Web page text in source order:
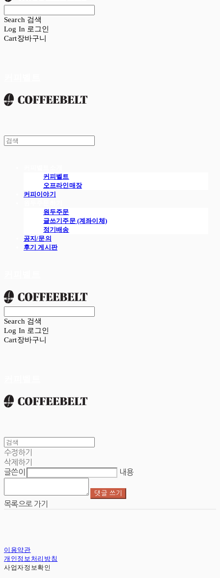
Search 검색
Log In 로그인
Cart장바구니
커피벨트
오프라인매장
커피이야기
원두주문
글쓰기주문 (계좌이체)
정기배송
공지/문의
후기 게시판
Search 검색
Log In 로그인
Cart장바구니
수정하기
삭제하기
글쓴이
내용
댓글 쓰기
목록으로 가기
이용약관
개인정보처리방침
사업자정보확인